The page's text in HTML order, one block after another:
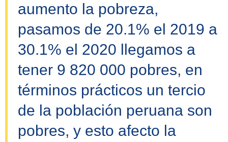
aumento la pobreza,
pasamos de 20.1% el 2019 a
30.1% el 2020 llegamos a
tener 9 820 000 pobres, en
términos prácticos un tercio
de la población peruana son
pobres, y esto afecto la